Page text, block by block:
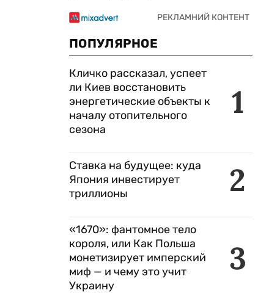
ПОПУЛЯРНОЕ
1
Кличко рассказал, успеет
ли Киев восстановить
энергетические объекты к
началу отопительного
сезона
2
Ставка на будущее: куда
Япония инвестирует
триллионы
3
«1670»: фантомное тело
короля, или Как Польша
монетизирует имперский
миф — и чему это учит
Украину